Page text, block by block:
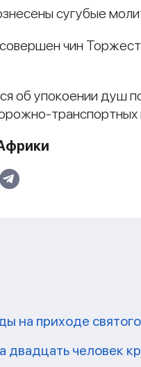
сугубые
чин
об упокоении душ
транспортных
на приходе
двадцать человек